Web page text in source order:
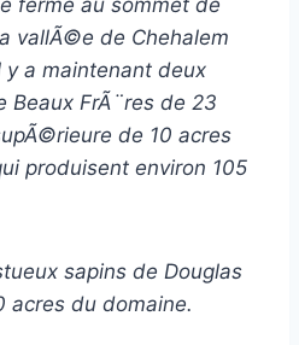
vallÃ©e de Chehalem
a maintenant deux
Beaux FrÃ¨res de 23
de 10 acres
produisent environ 105
sapins de Douglas
acres du domaine.